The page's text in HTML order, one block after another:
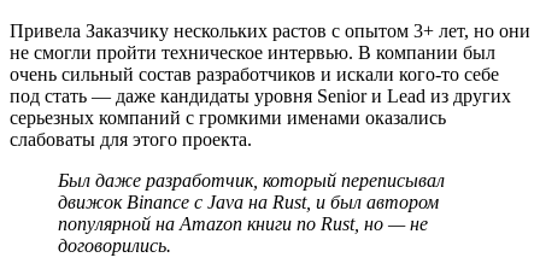
Привела Заказчику нескольких растов с опытом 3+ лет, но они
не смогли пройти техническое интервью. В компании был
очень сильный состав разработчиков и искали кого-то себе
под стать — даже кандидаты уровня Senior и Lead из других
серьезных компаний с громкими именами оказались
слабоваты для этого проекта.
Был даже разработчик, который переписывал
движок Binance с Java на Rust, и был автором
популярной на Amazon книги по Rust, но — не
договорились.